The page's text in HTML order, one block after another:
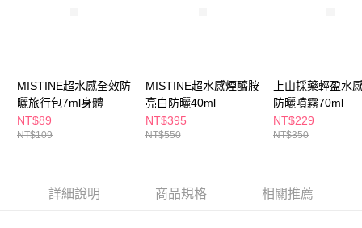
※ 交易是否成功請以「AFTEE先享後付 」之結帳頁面顯示為準，若有關於
是否繳費成功／繳費後需取消欲退款等相關疑問，請聯繫「AFTEE先享後付
客戶支援中心」https://netprotections.freshdesk.com/support/home
【注意事項】
２．關於個人資料處理事宜，請瀏覽以下網址：
付款後萊爾富取貨
每筆NT$65，滿NT$490(含以上)免運費
7-11取貨付款
每筆NT$65，滿NT$490(含以上)免運費
MISTINE超水感全效防
曬旅行包7ml身體
NT$89
NT$109
MISTINE超水感煙醯胺
亮白防曬40ml
NT$395
NT$550
上山採藥輕盈水
防曬噴霧70ml
NT$229
NT$350
詳細說明 商品規格 相關推薦